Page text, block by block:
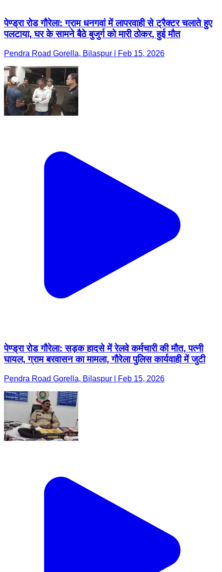
पेण्ड्रा रोड गौरेला: ग्राम धनगवां में लापरवाही से ट्रैक्टर चलाते हुए
पलटाया, घर के सामने बैठे बुजुर्ग को मारी ठोकर, हुई मौत
Pendra Road Gorella, Bilaspur | Feb 15, 2026
पेण्ड्रा रोड गौरेला: सड़क हादसे में रेलवे कर्मचारी की मौत, पत्नी
घायल, ग्राम बरवासन का मामला, गौरेला पुलिस कार्यवाही में जुटी
Pendra Road Gorella, Bilaspur | Feb 15, 2026